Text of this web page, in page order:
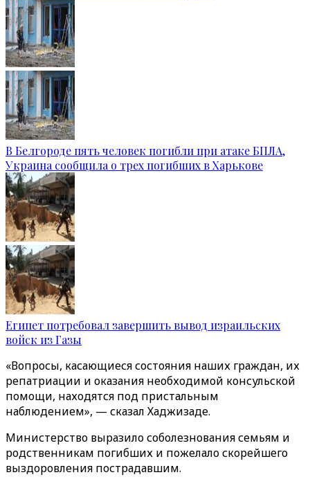
В Белгороде пять человек погибли при атаке БПЛА,
Украина сообщила о трех погибших в Харькове
Египет потребовал завершить вывод израильских
войск из Газы
«Вопросы, касающиеся состояния наших граждан, их
репатриации и оказания необходимой консульской
помощи, находятся под пристальным
наблюдением», — сказал Хаджизаде.
Министерство выразило соболезнования семьям и
родственникам погибших и пожелало скорейшего
выздоровления пострадавшим.